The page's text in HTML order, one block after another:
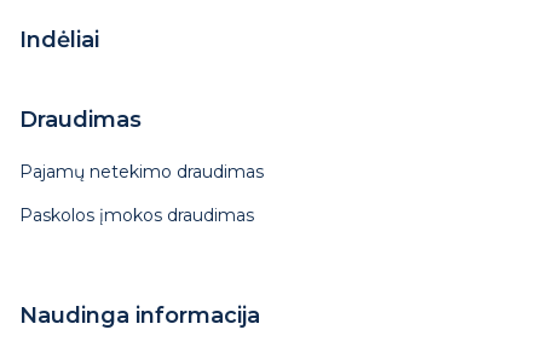
Indėliai
Draudimas
Pajamų netekimo draudimas
Paskolos įmokos draudimas
Naudinga informacija